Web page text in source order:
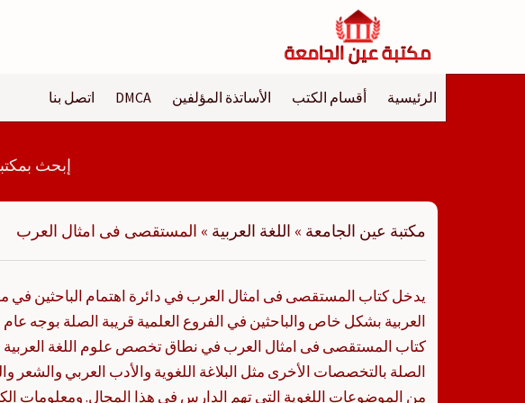
الرئيسية أقسام الكتب الأساتذة المؤلفين DMCA اتصل بنا
إبحث
مكتبة عين الجامعة » اللغة العربية » المستقصى فى امثال العرب
يدخل كتاب المستقصى فى امثال العرب في دائرة اهتمام الباحثين في
العربية بشكل خاص والباحثين في الفروع العلمية قريبة الصلة بوجه
كتاب المستقصى فى امثال العرب في نطاق تخصص علوم اللغة العربية
الصلة بالتخصصات الأخرى مثل البلاغة اللغوية والأدب العربي والشعر
من الموضوعات اللغوية التي تهم الدارس في هذا المجال. ومعلومات